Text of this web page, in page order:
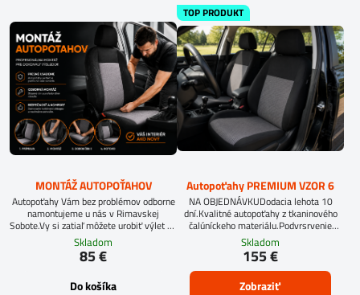
MONTÁŽ AUTOPOŤAHOV
Autopoťahy Vám bez problémov odborne
namontujeme u nás v Rimavskej
Sobote.Vy si zatiaľ môžete urobiť výlet do
blízkeho okolia, dať si dobrý obed v
nedalekej kolibe, alebo si vychutnať
dobrú kávu priamo u nás.
Skladom
85 €
Do košíka
TOP PRODUKT
Autopoťahy PREMIUM VZOR 6
NA OBJEDNÁVKUDodacia lehota 10
dní.Kvalitné autopoťahy z tkaninového
čalúníckeho materiálu.Podvrsrvenie
molitan 5 mm.Pri objednávke
autopoťahov šitých na mieru, vyplňte
prosím údaje o sedadlách Vášho
automobilu.
Skladom
155 €
Zobraziť